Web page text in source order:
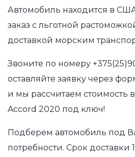
Автомобиль находится в
заказ с льготной
доставкой морским
Звоните по номеру
оставляйте заявку через
и мы рассчитаем стоимость
Accord 2020 под ключ!
Подберем автомобиль под
потребности. Срок доставки